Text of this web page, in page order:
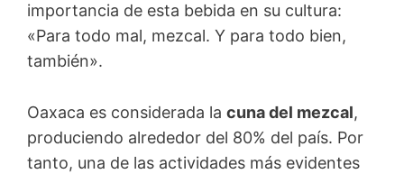
importancia de esta bebida en su cultura:
«Para todo mal, mezcal. Y para todo bien,
también».
Oaxaca es considerada la cuna del mezcal,
produciendo alrededor del 80% del país. Por
tanto, una de las actividades más evidentes